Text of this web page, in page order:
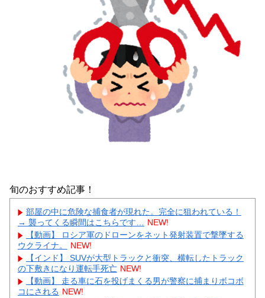
旬のおすすめ記事！
部屋の中に危険な捕食者が現れた。完全に狙われている！
→ 襲ってくる瞬間はこちらです…
NEW!
【動画】 ロシア軍のドローンをネット発射装置で撃墜する
ウクライナ。
NEW!
【インド】 SUVが大型トラックと衝突、横転したトラック
の下敷きになり運転手死亡 NEW!
【動画】 走る車に石を投げまくる男が警察に捕まりボコボ
コにされる NEW!